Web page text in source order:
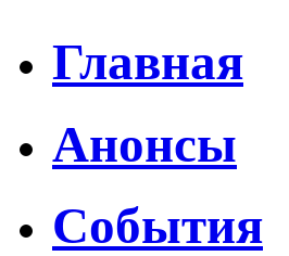
Главная
Анонсы
События